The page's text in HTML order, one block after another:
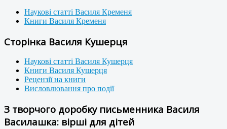
Наукові статті Василя Кременя
Книги Василя Кременя
Сторінка Василя Кушерця
Наукові статті Василя Кушерця
Книги Василя Кушерця
Рецензії на книги
Висловлювання про події
З творчого доробку письменника Василя
Василашка: вірші для дітей